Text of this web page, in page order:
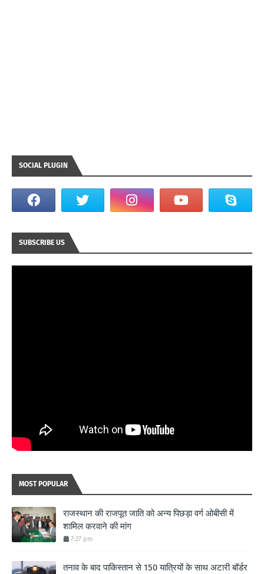
SOCIAL PLUGIN
SUBSCRIBE US
MOST POPULAR
राजस्थान की राजपूत जाति को अन्य पिछड़ा वर्ग ओबीसी में
शामिल करवाने की मांग
7:27 pm
तनाव के बाद पाकिस्तान से 150 यात्रियों के साथ अटारी बॉर्डर